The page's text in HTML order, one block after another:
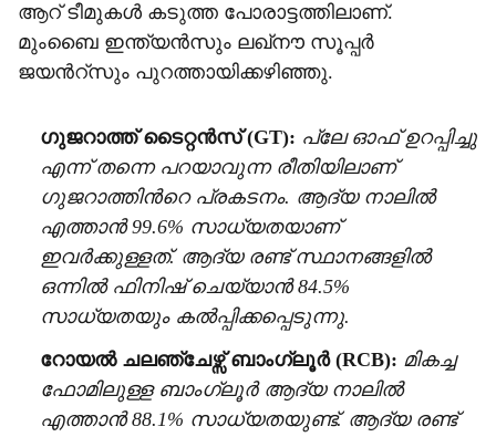
ആറ് ടീമുകൾ കടുത്ത പോരാട്ടത്തിലാണ്.
മുംബൈ ഇന്ത്യൻസും ലഖ്നൗ സൂപ്പർ
ജയന്‍റ്സും പുറത്തായിക്കഴിഞ്ഞു.
ഗുജറാത്ത് ടൈറ്റൻസ് (GT): പ്ലേ ഓഫ് ഉറപ്പിച്ചു
എന്ന് തന്നെ പറയാവുന്ന രീതിയിലാണ്
ഗുജറാത്തിന്‍റെ പ്രകടനം. ആദ്യ നാലിൽ
എത്താൻ 99.6% സാധ്യതയാണ്
ഇവർക്കുള്ളത്. ആദ്യ രണ്ട് സ്ഥാനങ്ങളിൽ
ഒന്നിൽ ഫിനിഷ് ചെയ്യാൻ 84.5%
സാധ്യതയും കൽപ്പിക്കപ്പെടുന്നു.
റോയൽ ചലഞ്ചേഴ്സ് ബാംഗ്ലൂർ (RCB): മികച്ച
ഫോമിലുള്ള ബാംഗ്ലൂർ ആദ്യ നാലിൽ
എത്താൻ 88.1% സാധ്യതയുണ്ട്. ആദ്യ രണ്ട്